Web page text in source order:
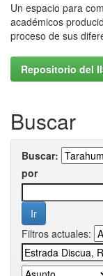
Un espacio para
académicos
proceso de sus
Repositorio del
Buscar
Buscar:
por
Filtros actuales: